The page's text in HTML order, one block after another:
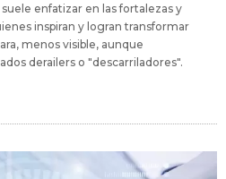
enfatizar en las fortalezas y
inspiran y logran transformar
menos visible, aunque
derailers o "descarriladores".